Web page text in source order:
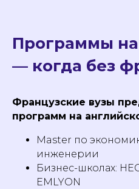
Программы
— когда без
Французские вузы
программ на
Master по
инженерии
Бизнес-школах:
EMLYON